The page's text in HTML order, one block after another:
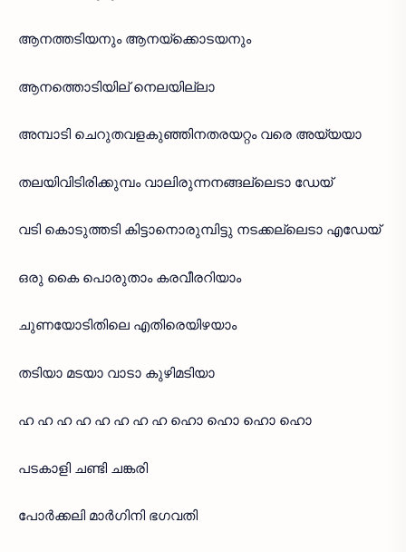
ആനത്തടിയനും ആനയ്ക്കൊടയനും
ആനത്തൊടിയില് നെലയില്ലാ
അമ്പാടി ചെറുതവളകുഞ്ഞിനതരയറ്റം വരെ അയ്യയാ
തലയിവിടിരിക്കുമ്പം വാലിരുന്നനങ്ങല്ലെടാ ഡേയ്
വടി കൊടുത്തടി കിട്ടാനൊരുമ്പിട്ടു നടക്കല്ലെടാ എഡേയ്
ഒരു കൈ പൊരുതാം കരവീരറിയാം
ചുണയോടിതിലെ എതിരെയിഴയാം
തടിയാ മടയാ വാടാ കുഴിമടിയാ
ഹ ഹ ഹ ഹ ഹ ഹ ഹ ഹ ഹൊ ഹൊ ഹൊ ഹൊ
പടകാളി ചണ്ടി ചങ്കരി
പോർക്കലി മാർഗിനി ഭഗവതി